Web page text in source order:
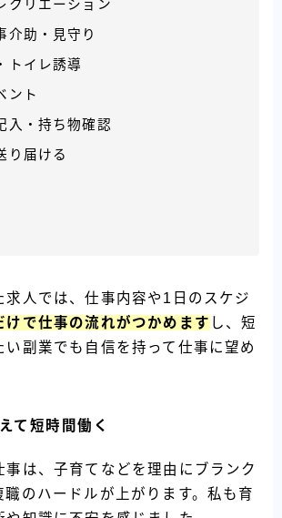
クリエーション
介助・見守り
トイレ誘導
ント
入・持ち物確認
り届ける
求人では、仕事内容や1日のスケジ
けで仕事の流れがつかめます し、短
い副業でも自信を持って仕事に望め
て短時間働く
事は、子育てなどを理由にブランク
職のハードルが上がります。私も育